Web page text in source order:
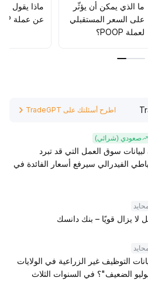
فيحتاج إلى تخطيط حذر
ما الذي يمكن أن يؤثّر
على السعر المستقبلي
لعملة POOP؟
ماذا يقول
عن عملة POOP؟
اطرح أسئلتك على TradeGPT
صعودي (شرائي)
سوق العمل التي قد تبرد
الفيدرالي سيرفع أسعار الفائدة في
لا يزال قويًا – بنك دانسك
التوظيف غير الزراعية في الولايات
الضعيف"؟ في السنوات الثلاث